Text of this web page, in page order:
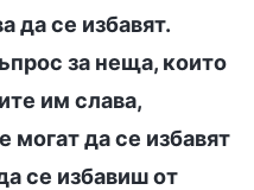
да се избавят.
за неща, които
им слава,
могат да се избавят
се избавиш от